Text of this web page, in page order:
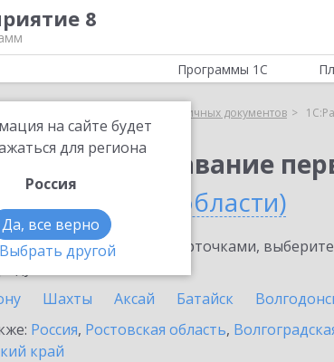
8
на сайте будет
для региона
Россия
Да, все верно
Выбрать другой
Программы 1С
1С:Распознавание первичных документов
1С:Распознавание
(Ростовской области)
с информационными карточками,
Шахты Аксай Батайск
Россия, Ростовская область,
край